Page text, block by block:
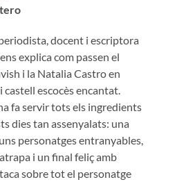
docent i escriptora
explica com passen el
i la Natalia Castro en
castell escocès encantat.
fa servir tots els ingredients
dies tan assenyalats: una
personatges entranyables,
i un final feliç amb
sobre tot el personatge